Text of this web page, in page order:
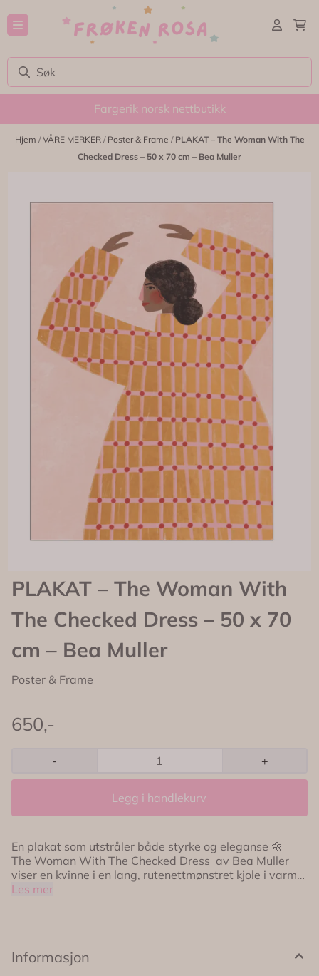
Hopp til innhold
Fargerik norsk nettbutikk
Hjem /VÅRE MERKER / Poster & Frame / PLAKAT – The Woman With The
Checked Dress – 50 x 70 cm – Bea Muller
PLAKAT – The Woman With
The Checked Dress – 50 x 70
cm – Bea Muller
Poster & Frame
650,-
- +
Legg i handlekurv
En plakat som utstråler både styrke og eleganse 🌼
The Woman With The Checked Dress av Bea Muller
viser en kvinne i en lang, rutenettmønstret kjole i varme
nyanser av gult og rødt. Den myke rosa bakgrunnen
70 cm 🖼️ Trykt på høykvalitets papir med flotte detaljer
Les mer
Informasjon